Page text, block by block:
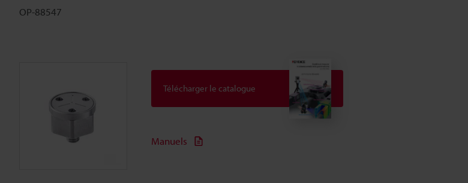
OP-88547
Télécharger le catalogue
Manuels